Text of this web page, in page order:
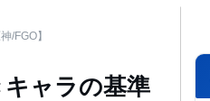
/FGO】
ャラの基準